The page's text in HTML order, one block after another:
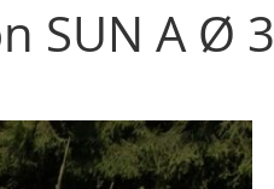
SUN A Ø